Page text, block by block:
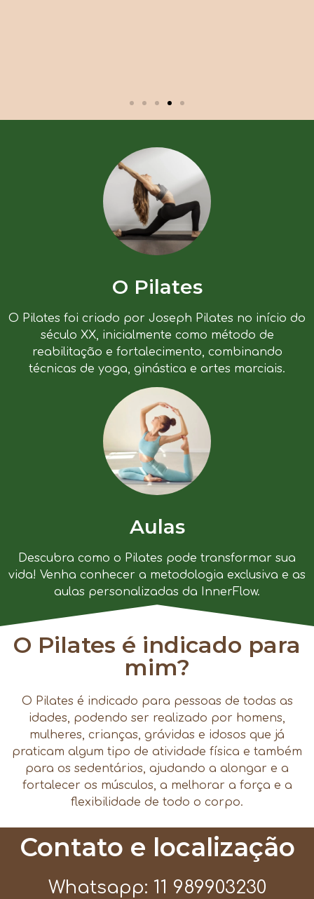
O Pilates
O Pilates foi criado por Joseph Pilates no início do
século XX, inicialmente como método de
reabilitação e fortalecimento, combinando
técnicas de yoga, ginástica e artes marciais.
Aulas
Descubra como o Pilates pode transformar sua
vida! Venha conhecer a metodologia exclusiva e as
aulas personalizadas da InnerFlow.
O Pilates é indicado para
mim?
O Pilates é indicado para pessoas de todas as
idades, podendo ser realizado por homens,
mulheres, crianças, grávidas e idosos que já
praticam algum tipo de atividade física e também
para os sedentários, ajudando a alongar e a
fortalecer os músculos, a melhorar a força e a
flexibilidade de todo o corpo.
Contato e localização
Whatsapp: 11 989903230